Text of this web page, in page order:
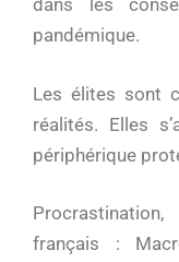
dans les
pandémique.
Les élites sont
réalités. Elles
périphérique
français :